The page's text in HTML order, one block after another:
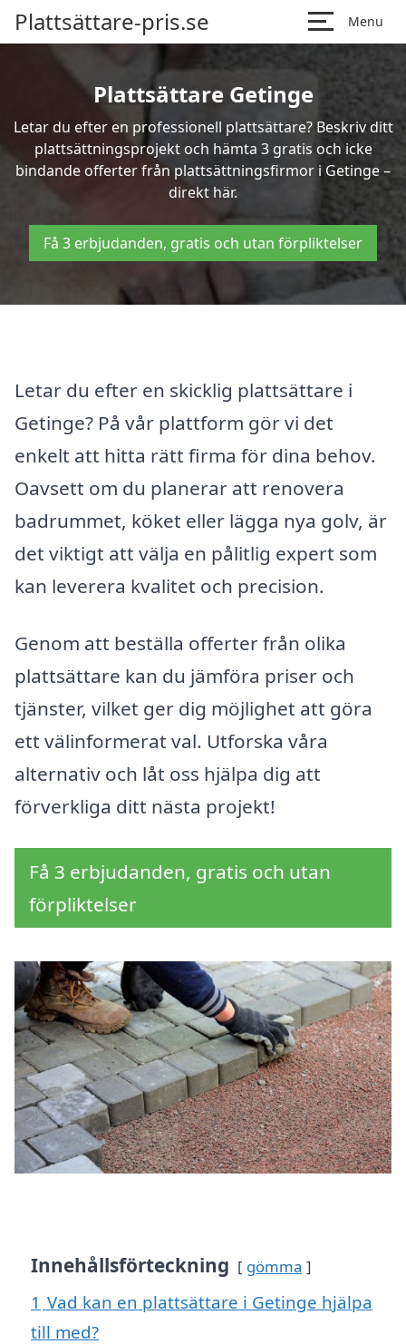
Plattsättare-pris.se Menu
Plattsättare Getinge
Letar du efter en professionell plattsättare? Beskriv ditt
plattsättningsprojekt och hämta 3 gratis och icke
bindande offerter från plattsättningsfirmor i Getinge –
direkt här.
Få 3 erbjudanden, gratis och utan förpliktelser
Letar du efter en skicklig plattsättare i
Getinge? På vår plattform gör vi det
enkelt att hitta rätt firma för dina behov.
Oavsett om du planerar att renovera
badrummet, köket eller lägga nya golv, är
det viktigt att välja en pålitlig expert som
kan leverera kvalitet och precision.
Genom att beställa offerter från olika
plattsättare kan du jämföra priser och
tjänster, vilket ger dig möjlighet att göra
ett välinformerat val. Utforska våra
alternativ och låt oss hjälpa dig att
förverkliga ditt nästa projekt!
Få 3 erbjudanden, gratis och utan
förpliktelser
Innehållsförteckning gömma
1 Vad kan en plattsättare i Getinge hjälpa
till med?